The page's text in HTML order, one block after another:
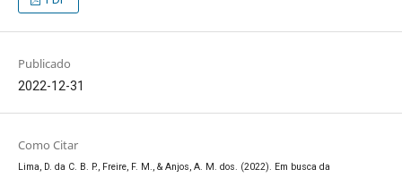
Publicado
2022-12-31
Como Citar
Lima, D. da C. B. P., Freire, F. M., & Anjos, A. M. dos. (2022). Em busca da